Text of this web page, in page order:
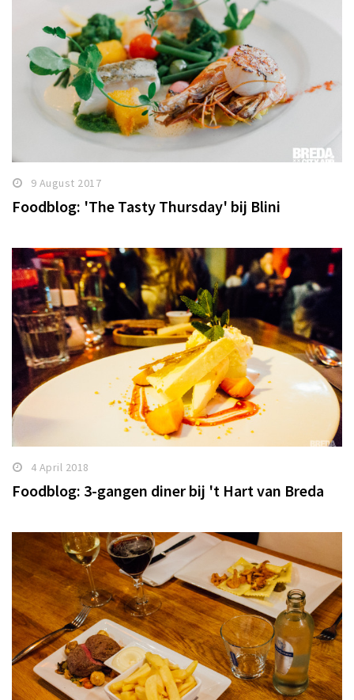
9 August 2017
Foodblog: 'The Tasty Thursday' bij Blini
4 April 2018
Foodblog: 3-gangen diner bij 't Hart van Breda